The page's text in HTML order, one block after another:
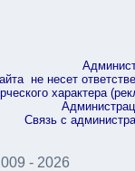
не несет
характера
Связь с
- 2026